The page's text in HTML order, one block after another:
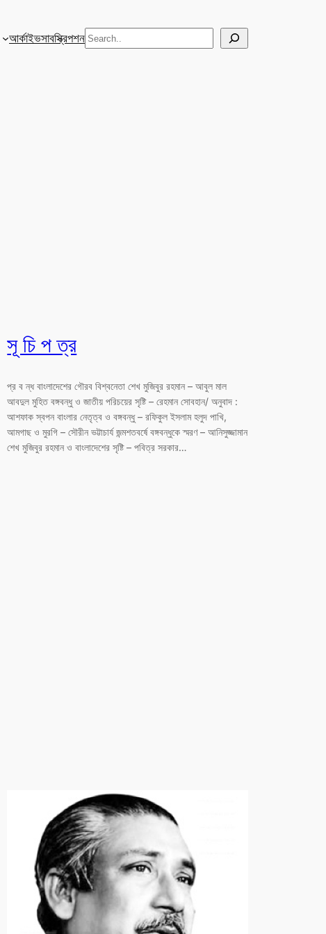
আর্কাইভসাবস্ক্রিপশনSearch
সূ চি প ত্র
প্র ব ন্ধ বাংলাদেশের গৌরব বিশ্বনেতা শেখ মুজিবুর রহমান – আবুল মাল
আবদুল মুহিত বঙ্গবন্ধু ও জাতীয় পরিচয়ের সৃষ্টি – রেহমান সোবহান/ অনুবাদ :
আশফাক স্বপন বাংলার নেতৃত্ব ও বঙ্গবন্ধু – রফিকুল ইসলাম হলুদ পাখি,
আমগাছ ও মুরগি – সৌরীন ভট্টাচার্য জন্মশতবর্ষে বঙ্গবন্ধুকে স্মরণ – আনিসুজ্জামান
শেখ মুজিবুর রহমান ও বাংলাদেশের সৃষ্টি – পবিত্র সরকার…